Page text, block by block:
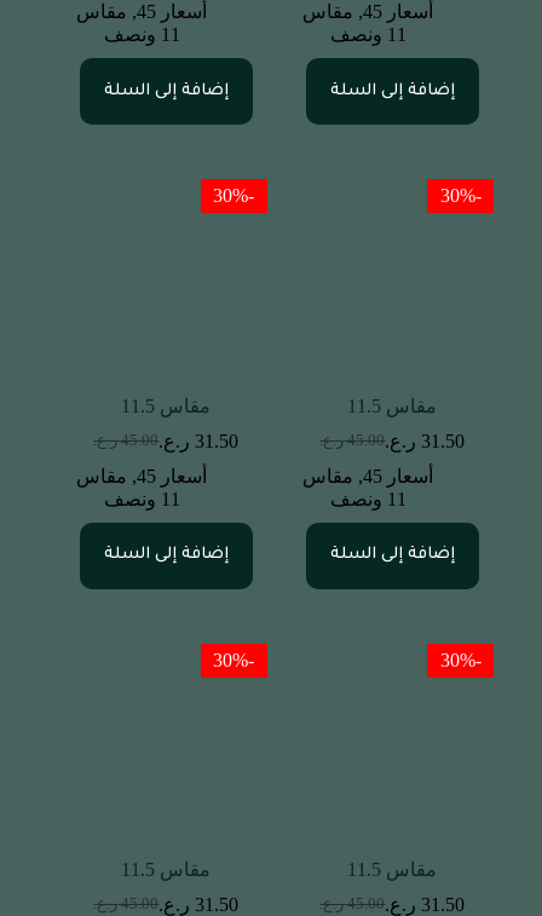
أسعار 45
, مقاس
11 ونصف
إضافة إلى السلة
أسعار 45
, مقاس
11 ونصف
إضافة إلى السلة
-30%
مقاس 11.5
45.00 ر.ع. 31.50 ر.ع.
أسعار 45
, مقاس
11 ونصف
إضافة إلى السلة
-30%
مقاس 11.5
45.00 ر.ع. 31.50 ر.ع.
أسعار 45
, مقاس
11 ونصف
إضافة إلى السلة
-30%
مقاس 11.5
45.00 ر.ع. 31.50 ر.ع.
-30%
مقاس 11.5
45.00 ر.ع. 31.50 ر.ع.